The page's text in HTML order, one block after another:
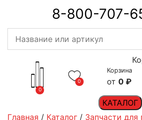
8-800-707-
0
0
Корзина
0 ₽
КАТАЛОГ
Главная / Каталог / Запчасти для